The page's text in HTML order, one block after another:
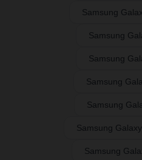
Samsung
Samsung
Samsung
Samsung
Samsung
Samsung
Samsung